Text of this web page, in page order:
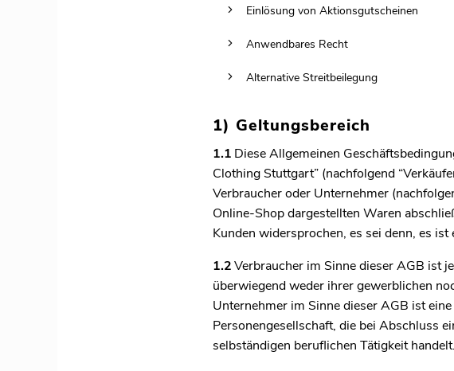
Einlösung von Aktionsgutscheinen
Anwendbares Recht
Alternative Streitbeilegung
1) Geltungsbereich
1.1 Diese Allgemeinen
Clothing Stuttgart” (nachfolgend
Verbraucher oder Unternehmer
Online-Shop dargestellten Waren
Kunden widersprochen, es sei denn, es
1.2Verbraucher im Sinne dieser AGB ist
überwiegend weder ihrer gewerblichen
Unternehmer im Sinne dieser AGB ist
Personengesellschaft, die bei Abschluss
selbständigen beruflichen Tätigkeit handelt.